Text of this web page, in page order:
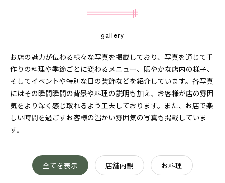
gallery
お店の魅力が伝わる様々な写真を掲載しており、写真を通じて手
作りの料理や季節ごとに変わるメニュー、賑やかな店内の様子、
そしてイベントや特別な日の装飾などを紹介しています。各写真
にはその瞬間瞬間の背景や料理の説明も加え、お客様が店の雰囲
気をより深く感じ取れるよう工夫しております。また、お店で楽
しい時間を過ごすお客様の温かい雰囲気の写真も掲載していま
す。
全てを表示 店舗内観 お料理